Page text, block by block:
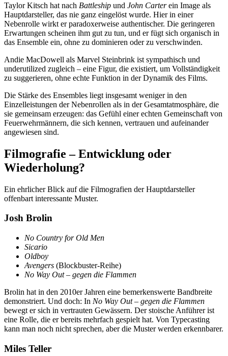
Taylor Kitsch hat nach Battleship und John Carterein Image als
Hauptdarsteller, das nie ganz eingelöst wurde. Hier in einer
Nebenrolle wirkt er paradoxerweise authentischer. Die geringeren
Erwartungen scheinen ihm gut zu tun, und er fügt sich organisch in
das Ensemble ein, ohne zu dominieren oder zu verschwinden.
Andie MacDowell als Marvel Steinbrink ist sympathisch und
underutilized zugleich – eine Figur, die existiert, um Vollständigkeit
zu suggerieren, ohne echte Funktion in der Dynamik des Films.
Die Stärke des Ensembles liegt insgesamt weniger in den
Einzelleistungen der Nebenrollen als in der Gesamtatmosphäre, die
sie gemeinsam erzeugen: das Gefühl einer echten Gemeinschaft von
Feuerwehrmännern, die sich kennen, vertrauen und aufeinander
angewiesen sind.
Filmografie – Entwicklung oder
Wiederholung?
Ein ehrlicher Blick auf die Filmografien der Hauptdarsteller
offenbart interessante Muster.
Josh Brolin
No Country for Old Men
Sicario
Oldboy
Avengers (Blockbuster-Reihe)
No Way Out – gegen die Flammen
Brolin hat in den 2010er Jahren eine bemerkenswerte Bandbreite
demonstriert. Und doch: In No Way Out – gegen die Flammen
bewegt er sich in vertrauten Gewässern. Der stoische Anführer ist
eine Rolle, die er bereits mehrfach gespielt hat. Von Typecasting
kann man noch nicht sprechen, aber die Muster werden erkennbarer.
Miles Teller